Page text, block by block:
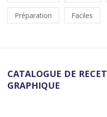
Préparation Faciles
CATALOGUE DE
GRAPHIQUE